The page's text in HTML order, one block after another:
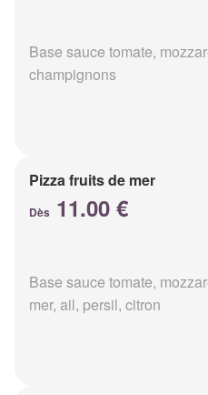
Base sauce tomate,
champignons
Pizza fruits de mer
Dès 11.00 €
Base sauce tomate,
mer, ail, persil, citron